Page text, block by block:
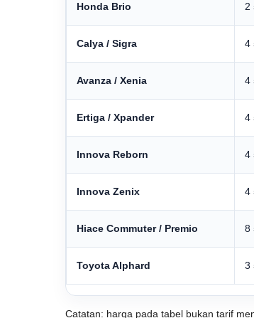
Honda Brio 2
Calya / Sigra 4
Avanza / Xenia 4
Ertiga / Xpander 4
Innova Reborn 4
Innova Zenix 4
Hiace Commuter / Premio 8
Toyota Alphard 3
Catatan: harga pada tabel bukan tarif